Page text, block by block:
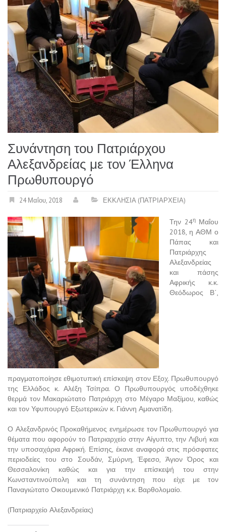
Συνάντηση του Πατριάρχου
Αλεξανδρείας με τον Έλληνα
Πρωθυπουργό
24 Μαΐου, 2018 ΕΚΚΛΗΣΙΑ (ΠΑΤΡΙΑΡΧΕΙΑ)
Την 24ηΜαΐου
2018, η ΑΘΜ ο
Πάπας και
Πατριάρχης
Αλεξανδρείας
και πάσης
Αφρικής κ.κ.
Θεόδωρος Β΄,
πραγματοποίησε εθιμοτυπική επίσκεψη στον Εξοχ. Πρωθυπουργό
της Ελλάδος κ. Αλέξη Τσίπρα. Ο Πρωθυπουργός υποδέχθηκε
θερμά τον Μακαριώτατο Πατριάρχη στο Μέγαρο Μαξίμου, καθώς
και τον Υφυπουργό Εξωτερικών κ. Γιάννη Αμανατίδη.
Ο Αλεξανδρινός Προκαθήμενος ενημέρωσε τον Πρωθυπουργό για
θέματα που αφορούν το Πατριαρχείο στην Αίγυπτο, την Λιβυή και
την υποσαχάρια Αφρική. Επίσης, έκανε αναφορά στις πρόσφατες
περιοδείες του στο Σουδάν, Σμύρνη, Έφεσο, Άγιον Όρος και
Θεσσαλονίκη καθώς και για την επίσκεψή του στην
Κωνσταντινούπολη και τη συνάντηση που είχε με τον
Παναγιώτατο Οικουμενικό Πατριάρχη κ.κ. Βαρθολομαίο.
(Πατριαρχείο Αλεξανδρείας)